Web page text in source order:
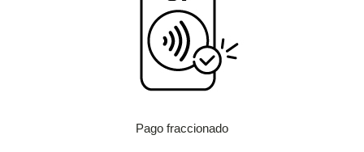
Pago fraccionado